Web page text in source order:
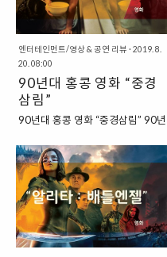
는데요. 저도 오랜만에 극장에서 본
작품 중의 하나인데, 액션과 공상과
학의 상상력이 가미된 배경이 굉장
히 인상적인 작품이었습니다. “일본
만화, 총몽(간무)를 영화로 만든 작
품” 알리타라는 영화는 일본 만화
“총몽(간무)”라는 작품을 바탕으로
만들어진 작품입니다. 기본적으로
은 만화에서 다루고 있는 내용과 거
의 완전히 일치한다고 할 수 있는데
요. 영화에서 다룬 내용은 만화 “총
몽”의 1권에서 3권 정도의 분량에
해당합니다. 박사에 의해서 알리타
가 발견되고, 그..
엔터테인먼트/영상 & 공연 리뷰 · 2019. 8.
20. 08:00
90년대 홍콩 영화 “중경
삼림”
90년대 홍콩 영화 “중경삼림” 90년
영화의 성지와도 같은 곳이었습니
다. 당시의 홍콩 영화계는 단순히 아
시아를 넘어서, 세계적인 영화로 발
돋움을 하기도 했는데요. 90년대의
홍콩 영화 중에서 단연 손꼽히는 작
품이 있습니다. 바로 “왕가위” 감독
의 작품으로 “중경삼림, 타락천